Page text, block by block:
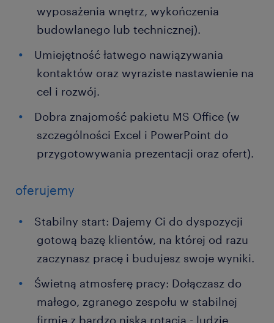
wyposażenia wnętrz, wykończenia
budowlanego lub technicznej).
Umiejętność łatwego nawiązywania
kontaktów oraz wyraziste nastawienie na
cel i rozwój.
Dobra znajomość pakietu MS Office (w
szczególności Excel i PowerPoint do
przygotowywania prezentacji oraz ofert).
oferujemy
Stabilny start: Dajemy Ci do dyspozycji
gotową bazę klientów, na której od razu
zaczynasz pracę i budujesz swoje wyniki.
Świetną atmosferę pracy: Dołączasz do
małego, zgranego zespołu w stabilnej
firmie z bardzo niską rotacją - ludzie